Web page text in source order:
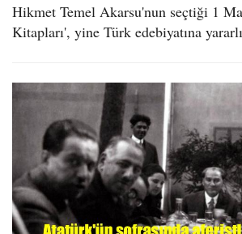
Hikmet Temel Akarsu'nun seçtiği 1
Kitapları', yine Türk edebiyatına